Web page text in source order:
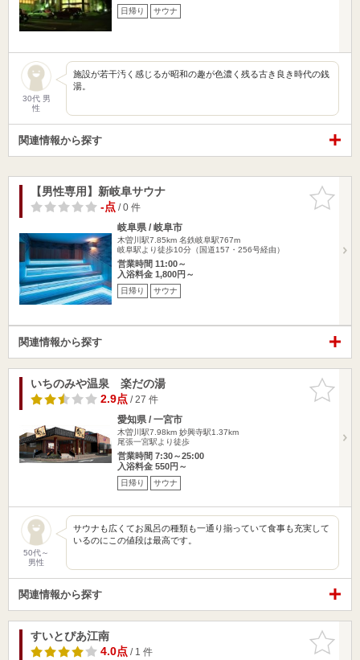
日帰り サウナ
30代 男
性
施設が若干汚く感じるが昭和の趣が色濃く残る古き良き時代の銭
湯。
関連情報から探す
お気に入
りに追加
【男性専用】新岐阜サウナ
-点/ 0 件
岐阜県 / 岐阜市
木曽川駅7.85km 名鉄岐阜駅767m
岐阜駅より徒歩10分（国道157・256号経由）
営業時間 11:00～
入浴料金 1,800円～
日帰り サウナ
関連情報から探す
お気に入
りに追加
いちのみや温泉 楽だの湯
2.9点/ 27 件
愛知県 / 一宮市
木曽川駅7.98km 妙興寺駅1.37km
尾張一宮駅より徒歩
営業時間 7:30～25:00
入浴料金 550円～
日帰り サウナ
50代～
男性
サウナも広くてお風呂の種類も一通り揃っていて食事も充実して
いるのにこの値段は最高です。
関連情報から探す
お気に入
りに追加
すいとぴあ江南
4.0点/ 1 件